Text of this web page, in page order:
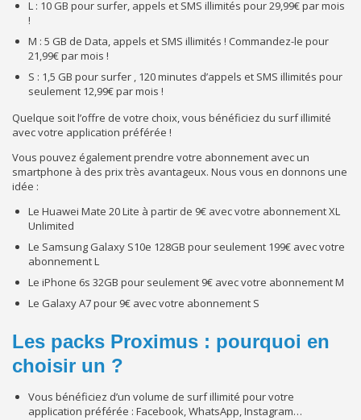
L : 10 GB pour surfer, appels et SMS illimités pour 29,99€ par mois
!
M : 5 GB de Data, appels et SMS illimités ! Commandez-le pour
21,99€ par mois !
S : 1,5 GB pour surfer , 120 minutes d’appels et SMS illimités pour
seulement 12,99€ par mois !
Quelque soit l’offre de votre choix, vous bénéficiez du surf illimité
avec votre application préférée !
Vous pouvez également prendre votre abonnement avec un
smartphone à des prix très avantageux. Nous vous en donnons une
idée :
Le Huawei Mate 20 Lite à partir de 9€ avec votre abonnement XL
Unlimited
Le Samsung Galaxy S10e 128GB pour seulement 199€ avec votre
abonnement L
Le iPhone 6s 32GB pour seulement 9€ avec votre abonnement M
Le Galaxy A7 pour 9€ avec votre abonnement S
Les packs Proximus : pourquoi en
choisir un ?
Vous bénéficiez d’un volume de surf illimité pour votre
application préférée : Facebook, WhatsApp, Instagram…